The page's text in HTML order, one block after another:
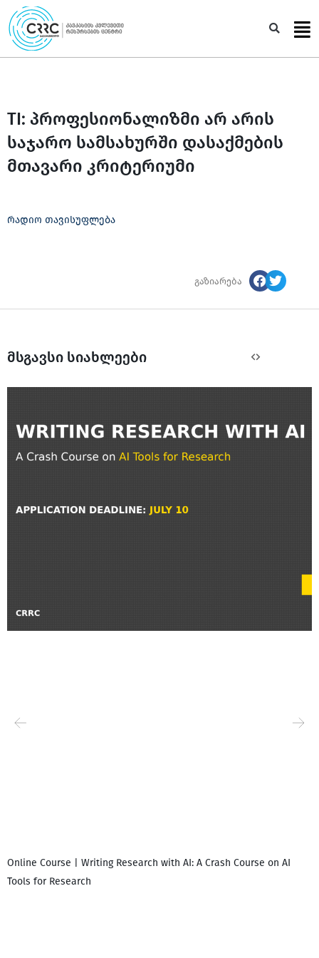
Skip
to
content
TI: პროფესიონალიზმი არ არის
საჯარო სამსახურში დასაქმების
მთავარი კრიტერიუმი
რადიო თავისუფლება
გაზიარება
მსგავსი სიახლეები
Online Course | Writing Research with AI: A Crash Course on AI
Tools for Research